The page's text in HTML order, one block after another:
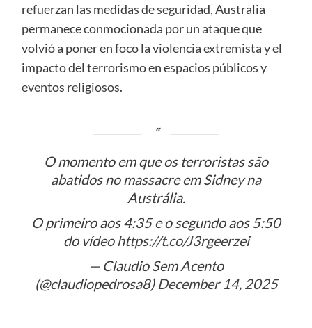
refuerzan las medidas de seguridad, Australia
permanece conmocionada por un ataque que
volvió a poner en foco la violencia extremista y el
impacto del terrorismo en espacios públicos y
eventos religiosos.
O momento em que os terroristas são
abatidos no massacre em Sidney na
Austrália.
O primeiro aos 4:35 e o segundo aos 5:50
do vídeohttps://t.co/J3rgeerzei
— Claudio Sem Acento
(@claudiopedrosa8) December 14, 2025